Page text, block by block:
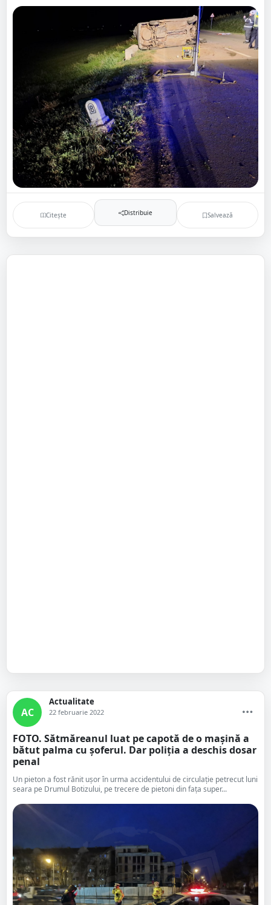
Citește Distribuie Salvează
AC
Actualitate
22 februarie 2022
FOTO. Sătmăreanul luat pe capotă de o mașină a
bătut palma cu șoferul. Dar poliția a deschis dosar
penal
Un pieton a fost rănit ușor în urma accidentului de circulație petrecut luni
seara pe Drumul Botizului, pe trecere de pietoni din fața super...